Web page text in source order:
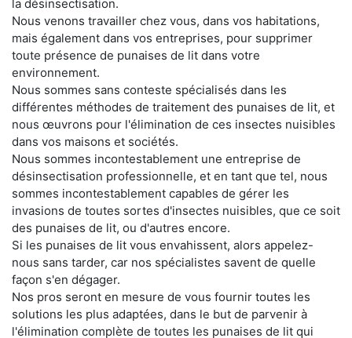
la désinsectisation.
Nous venons travailler chez vous, dans vos habitations,
mais également dans vos entreprises, pour supprimer
toute présence de punaises de lit dans votre
environnement.
Nous sommes sans conteste spécialisés dans les
différentes méthodes de traitement des punaises de lit, et
nous œuvrons pour l'élimination de ces insectes nuisibles
dans vos maisons et sociétés.
Nous sommes incontestablement une entreprise de
désinsectisation professionnelle, et en tant que tel, nous
sommes incontestablement capables de gérer les
invasions de toutes sortes d'insectes nuisibles, que ce soit
des punaises de lit, ou d'autres encore.
Si les punaises de lit vous envahissent, alors appelez-
nous sans tarder, car nos spécialistes savent de quelle
façon s'en dégager.
Nos pros seront en mesure de vous fournir toutes les
solutions les plus adaptées, dans le but de parvenir à
l'élimination complète de toutes les punaises de lit qui